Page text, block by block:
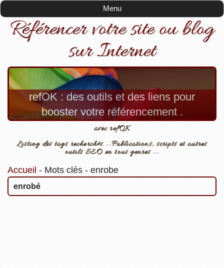
Menu
Référencer votre site ou blog
sur Internet
refOK : des outils et des liens pour
booster votre référencement .
avec refOK
Listing des tags recherchés ...Publications, scripts et autres
outils SEO en tous genres ...
Accueil - Mots clés- enrobe
enrobé